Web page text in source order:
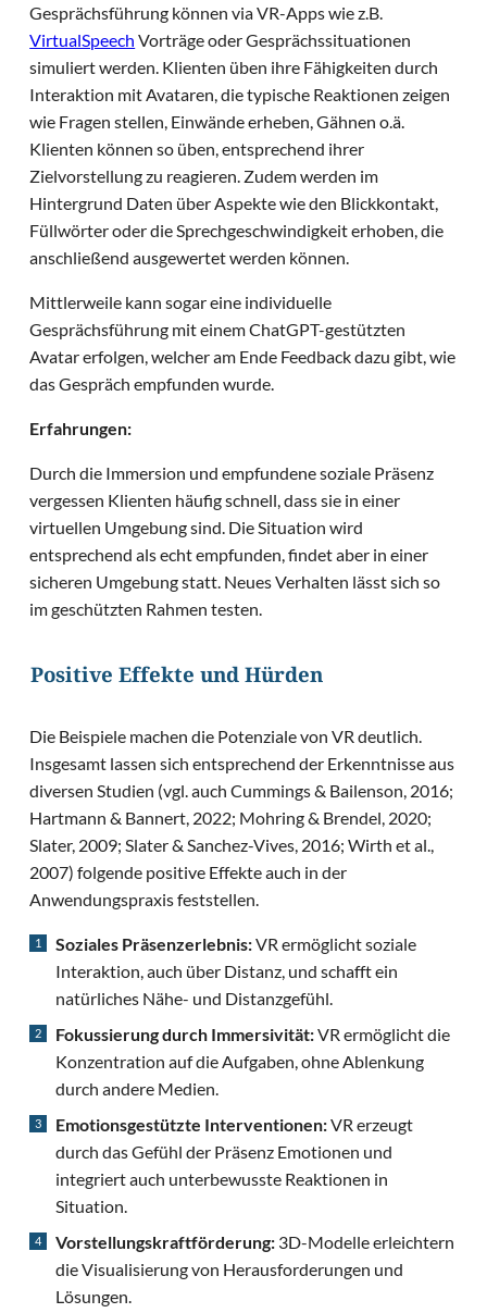
Gesprächsführung können via VR-Apps wie z.B.
VirtualSpeech Vorträge oder Gesprächssituationen
simuliert werden. Klienten üben ihre Fähigkeiten durch
Interaktion mit Avataren, die typische Reaktionen zeigen
wie Fragen stellen, Einwände erheben, Gähnen o.ä.
Klienten können so üben, entsprechend ihrer
Zielvorstellung zu reagieren. Zudem werden im
Hintergrund Daten über Aspekte wie den Blickkontakt,
Füllwörter oder die Sprechgeschwindigkeit erhoben, die
anschließend ausgewertet werden können.
Mittlerweile kann sogar eine individuelle
Gesprächsführung mit einem ChatGPT-gestützten
Avatar erfolgen, welcher am Ende Feedback dazu gibt, wie
das Gespräch empfunden wurde.
Erfahrungen:
Durch die Immersion und empfundene soziale Präsenz
vergessen Klienten häufig schnell, dass sie in einer
virtuellen Umgebung sind. Die Situation wird
entsprechend als echt empfunden, findet aber in einer
sicheren Umgebung statt. Neues Verhalten lässt sich so
im geschützten Rahmen testen.
Positive Effekte und Hürden
Die Beispiele machen die Potenziale von VR deutlich.
Insgesamt lassen sich entsprechend der Erkenntnisse aus
diversen Studien (vgl. auch Cummings & Bailenson, 2016;
Hartmann & Bannert, 2022; Mohring & Brendel, 2020;
Slater, 2009; Slater & Sanchez-Vives, 2016; Wirth et al.,
2007) folgende positive Effekte auch in der
Anwendungspraxis feststellen.
Soziales Präsenzerlebnis:VR ermöglicht soziale
Interaktion, auch über Distanz, und schafft ein
natürliches Nähe- und Distanzgefühl.
Fokussierung durch Immersivität:VR ermöglicht die
Konzentration auf die Aufgaben, ohne Ablenkung
durch andere Medien.
Emotionsgestützte Interventionen:VR erzeugt
durch das Gefühl der Präsenz Emotionen und
integriert auch unterbewusste Reaktionen in
Situation.
Vorstellungskraftförderung: 3D-Modelle erleichtern
die Visualisierung von Herausforderungen und
Lösungen.